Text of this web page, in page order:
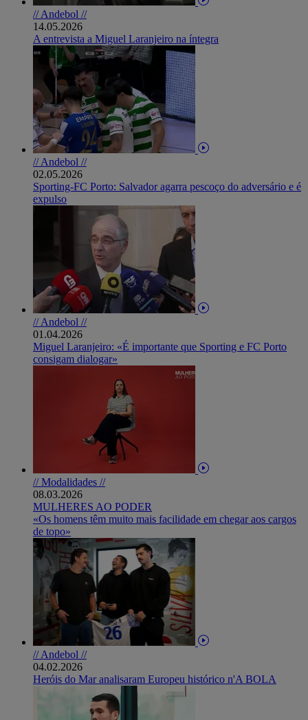
// Andebol //
14.05.2026
A entrevista a Miguel Laranjeiro na íntegra
// Andebol //
02.05.2026
Sporting-FC Porto: Salvador agarra pescoço do adversário e é
expulso
// Andebol //
01.04.2026
Miguel Laranjeiro: «É importante que Sporting e FC Porto
consigam dialogar»
// Modalidades //
08.03.2026
MULHERES AO PODER
«Os homens têm muito mais facilidade em chegar aos cargos
de topo»
// Andebol //
04.02.2026
Heróis do Mar analisaram Europeu histórico n'A BOLA